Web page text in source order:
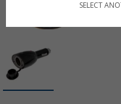
SELECT